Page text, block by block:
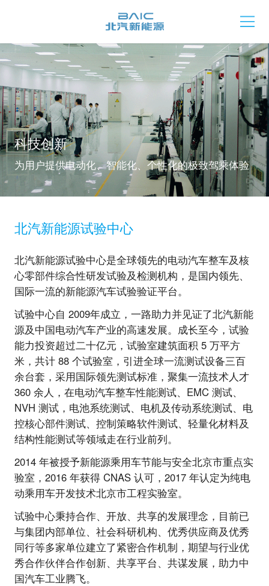
科技创新
为用户提供电动化、智能化、个性化的极致驾乘体验
北汽新能源试验中心
北汽新能源试验中心是全球领先的电动汽车整车及核
心零部件综合性研发试验及检测机构，是国内领先、
国际一流的新能源汽车试验验证平台。
试验中心自 2009年成立，一路助力并见证了北汽新能
源及中国电动汽车产业的高速发展。成长至今，试验
能力投资超过二十亿元，试验室建筑面积 5 万平方
米，共计 88 个试验室，引进全球一流测试设备三百
余台套，采用国际领先测试标准，聚集一流技术人才
360 余人，在电动汽车整车性能测试、EMC 测试、
NVH 测试，电池系统测试、电机及传动系统测试、电
控核心部件测试、控制策略软件测试、轻量化材料及
结构性能测试等领域走在行业前列。
2014 年被授予新能源乘用车节能与安全北京市重点实
验室，2016 年获得 CNAS 认可，2017 年认定为纯电
动乘用车开发技术北京市工程实验室。
试验中心秉持合作、开放、共享的发展理念，目前已
与集团内部单位、社会科研机构、优秀供应商及优秀
同行等多家单位建立了紧密合作机制，期望与行业优
秀合作伙伴合作创新、共享平台、共谋发展，助力中
国汽车工业腾飞。